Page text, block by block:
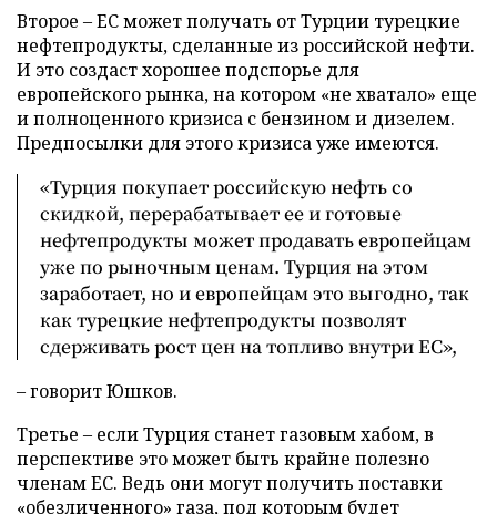
Второе – ЕС может получать от Турции турецкие
нефтепродукты, сделанные из российской нефти.
И это создаст хорошее подспорье для
европейского рынка, на котором «не хватало» еще
и полноценного кризиса с бензином и дизелем.
Предпосылки для этого кризиса уже имеются.
«Турция покупает российскую нефть со
скидкой, перерабатывает ее и готовые
нефтепродукты может продавать европейцам
уже по рыночным ценам. Турция на этом
заработает, но и европейцам это выгодно, так
как турецкие нефтепродукты позволят
сдерживать рост цен на топливо внутри ЕС»,
– говорит Юшков.
Третье – если Турция станет газовым хабом, в
перспективе это может быть крайне полезно
членам ЕС. Ведь они могут получить поставки
«обезличенного» газа, под которым будет